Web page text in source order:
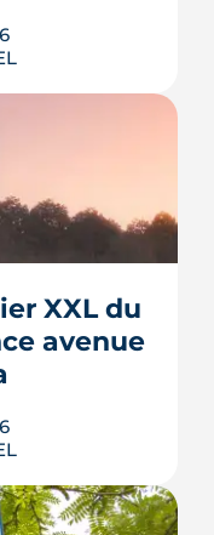
de
doit livrer
partir de
contraint
et
tendu.
XXL du
avenue